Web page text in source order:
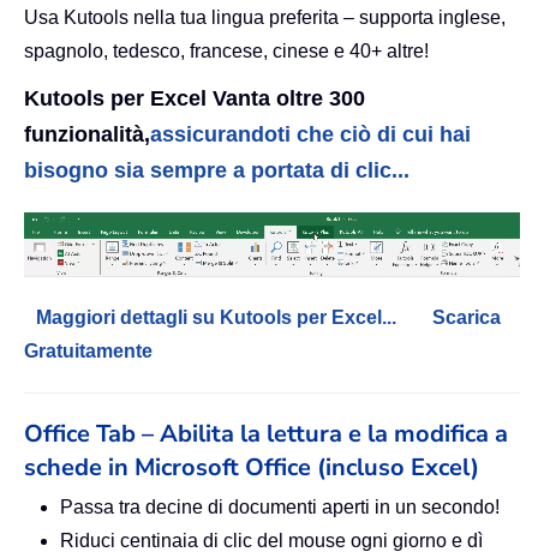
Usa Kutools nella tua lingua preferita – supporta inglese,
spagnolo, tedesco, francese, cinese e 40+ altre!
Kutools per Excel Vanta oltre 300
funzionalità,assicurandoti che ciò di cui hai
bisogno sia sempre a portata di clic...
Maggiori dettagli su Kutools per Excel...
Scarica
Gratuitamente
Office Tab – Abilita la lettura e la modifica a
schede in Microsoft Office (incluso Excel)
Passa tra decine di documenti aperti in un secondo!
Riduci centinaia di clic del mouse ogni giorno e dì